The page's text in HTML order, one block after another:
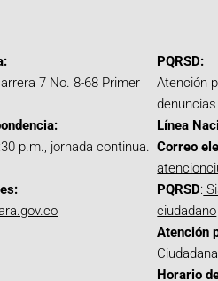
7 No. 8-68 Primer
p.m., jornada continua.
PQRSD:
Atención
denuncias
Línea
Correo
PQRSD:
ciudadano
Atención
Horario